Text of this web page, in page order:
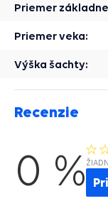
Priemer
Priemer veka:
Výška šachty:
Recenzie
0 %